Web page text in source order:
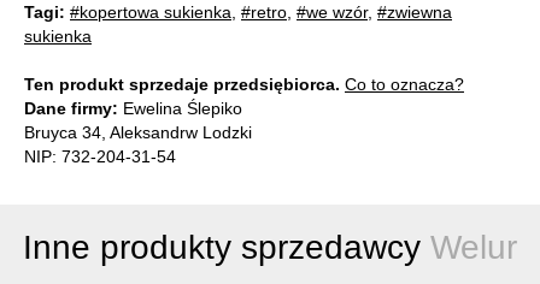
Tagi: #kopertowa sukienka #retro #we wzór, #zwiewna
sukienka
Ten produkt sprzedaje przedsiębiorca. Co to oznacza?
Dane firmy: Ewelina Ślepiko
Bruyca 34, Aleksandrw Lodzki
NIP: 732-204-31-54
Inne produkty sprzedawcy Welur